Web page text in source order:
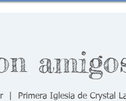
  |
Primera Iglesia de Crystal